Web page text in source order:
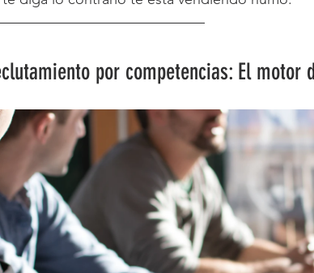
por competencias: El motor